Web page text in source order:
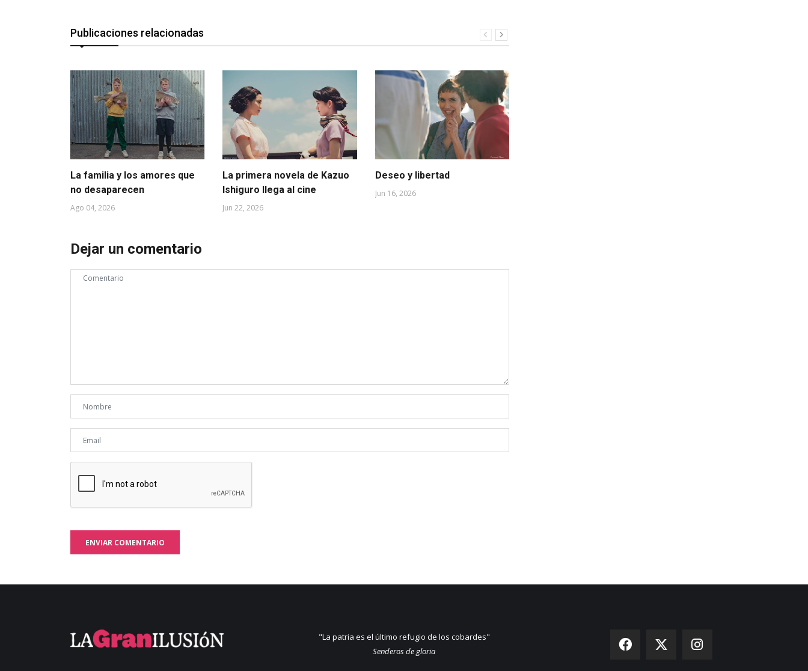
Publicaciones relacionadas
La familia y los amores que
no desaparecen
Ago 04, 2026
La primera novela de Kazuo
Ishiguro llega al cine
Jun 22, 2026
Deseo y libertad
Jun 16, 2026
Dejar un comentario
ENVIAR COMENTARIO
"La patria es el último refugio de los cobardes"
Senderos de gloria